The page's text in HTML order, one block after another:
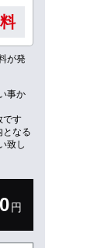
が発
事か
です
となる
致し
円